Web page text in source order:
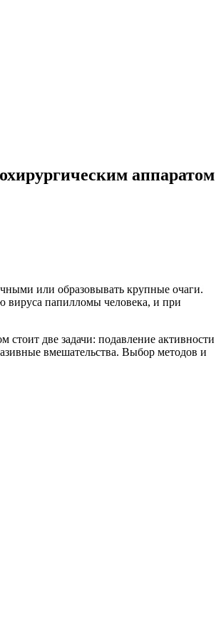
аппаратом
или образовывать крупные очаги.
вируса папилломы человека, и при
две задачи: подавление активности
вмешательства. Выбор методов и